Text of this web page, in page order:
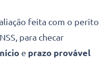
feita com o perito
para checar
e prazo provável